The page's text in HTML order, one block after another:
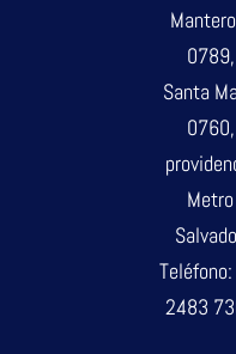
0789,
Santa
0760,
Metro
2483